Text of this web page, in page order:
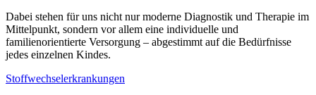
Dabei stehen für uns nicht nur moderne Diagnostik und Therapie im
Mittelpunkt, sondern vor allem eine individuelle und
familienorientierte Versorgung – abgestimmt auf die Bedürfnisse
jedes einzelnen Kindes.
Stoffwechselerkrankungen